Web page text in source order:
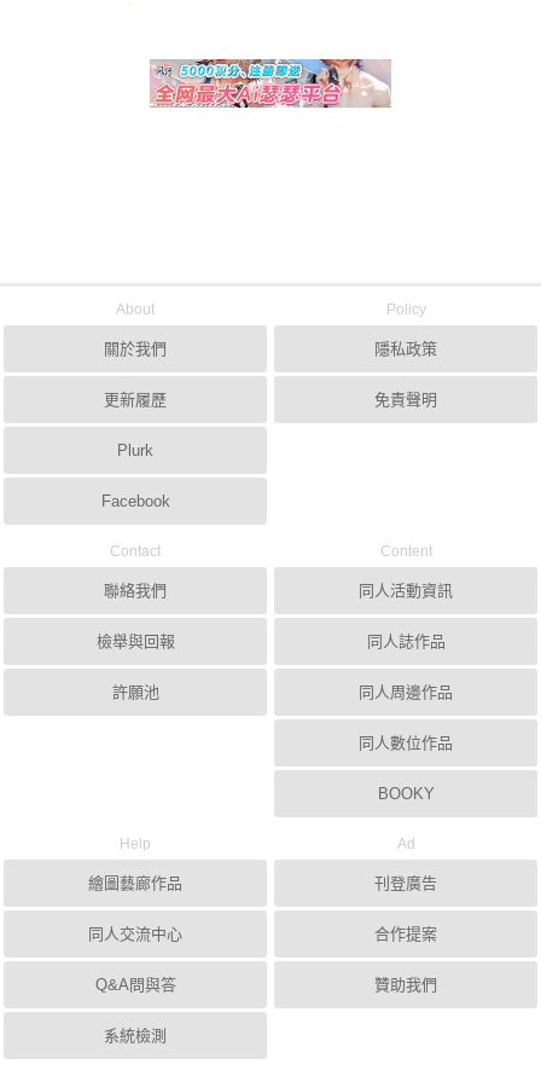
About
關於我們
更新履歷
Plurk
Facebook
Policy
隱私政策
免責聲明
Contact
聯絡我們
檢舉與回報
許願池
Content
同人活動資訊
同人誌作品
同人周邊作品
同人數位作品
BOOKY
Help
繪圖藝廊作品
同人交流中心
Q&A問與答
系統檢測
Ad
刊登廣告
合作提案
贊助我們